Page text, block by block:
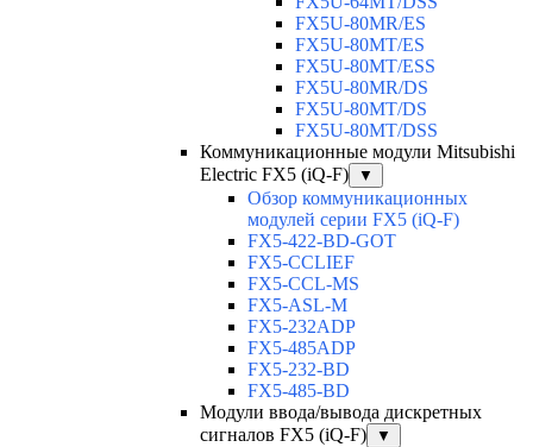
FX5U-80MR/ES
FX5U-80MT/ES
FX5U-80MT/ESS
FX5U-80MR/DS
FX5U-80MT/DS
FX5U-80MT/DSS
Коммуникационные модули Mitsubishi
Electric FX5 (iQ-F)
▼
Обзор коммуникационных
модулей серии FX5 (iQ-F)
FX5-422-BD-GOT
FX5-CCLIEF
FX5-CCL-MS
FX5-ASL-M
FX5-232ADP
FX5-485ADP
FX5-232-BD
FX5-485-BD
Модули ввода/вывода дискретных
сигналов FX5 (iQ-F)
▼